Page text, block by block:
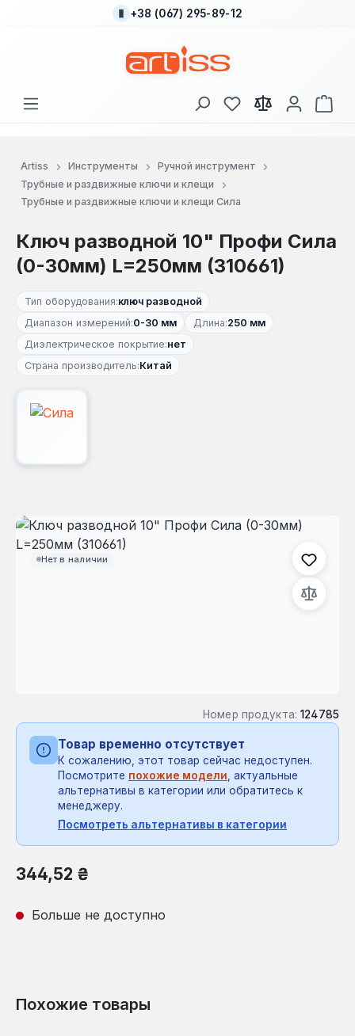
Перейти к основному содержанию
+38 (067) 295-89-12
У вас есть товары
В
Artiss Инструменты
Ручной инструмент
Трубные и раздвижные ключи и клещи
Трубные и раздвижные ключи и клещи Сила
Ключ разводной 10" Профи Сила
(0-30мм) L=250мм (310661)
Тип оборудования:ключ разводной
Диапазон измерений:0-30 мм Длина:250 мм
Диэлектрическое покрытие:нет
Страна производитель:Китай
Нет в наличии
Пропустить галерею изображений
Номер продукта: 124785
Товар временно отсутствует
К сожалению, этот товар сейчас недоступен.
Посмотрите похожие модели , актуальные
альтернативы в категории или обратитесь к
менеджеру.
Посмотреть альтернативы в категории
Обычная цена:
344,52 ₴
Больше не доступно
Похожие товары